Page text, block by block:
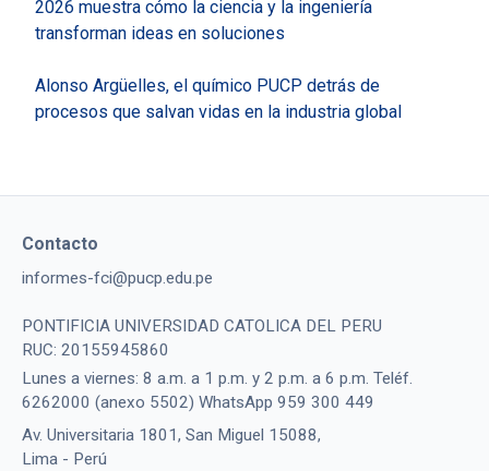
2026 muestra cómo la ciencia y la ingeniería
transforman ideas en soluciones
Alonso Argüelles, el químico PUCP detrás de
procesos que salvan vidas en la industria global
Contacto
informes-fci@pucp.edu.pe
PONTIFICIA UNIVERSIDAD CATOLICA DEL PERU
RUC: 20155945860
Lunes a viernes: 8 a.m. a 1 p.m. y 2 p.m. a 6 p.m. Teléf.
6262000 (anexo 5502) WhatsApp 959 300 449
Av. Universitaria 1801, San Miguel 15088,
Lima - Perú